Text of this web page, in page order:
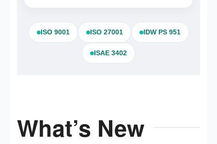
ISO 9001 ISO 27001 IDW PS 951
ISAE 3402
What’s New